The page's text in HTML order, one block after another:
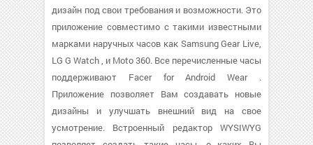
дизайн под свои требования и возможности. Это
приложение совместимо с такими известными
марками наручных часов как Samsung Gear Live,
LG G Watch , и Moto 360. Все перечисленные часы
поддерживают Facer for Android Wear .
Приложение позволяет Вам создавать новые
дизайны и улучшать внешний вид на свое
усмотрение. Встроенный редактор WYSIWYG